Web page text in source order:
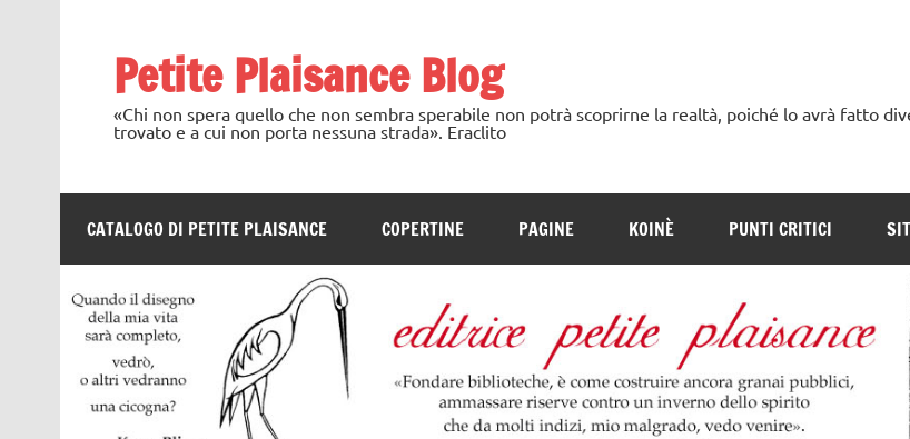
Petite Plaisance Blog
«Chi non spera quello che non sembra sperabile non potrà scoprirne la realtà, poiché lo avrà fatto
trovato e a cui non porta nessuna strada». Eraclito
CATALOGO DI PETITE PLAISANCE COPERTINE PAGINE KOINÈ PUNTI CRITICI